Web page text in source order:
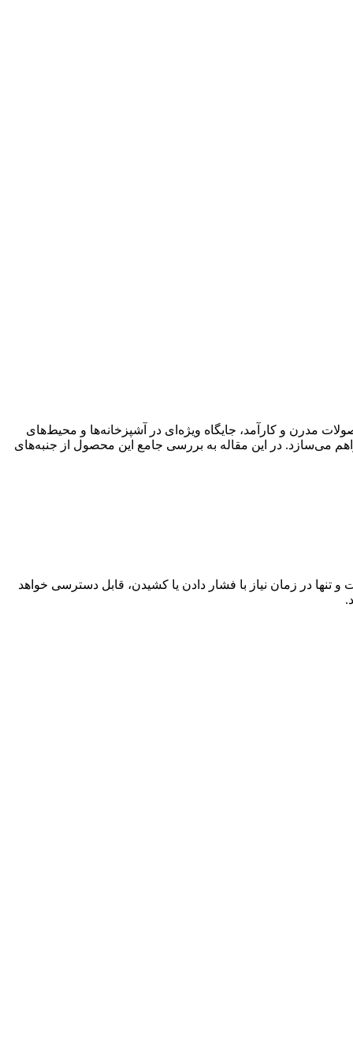
مدرن و کارآمد، جایگاه ویژه‌ای در آشپزخانه‌ها و محیط‌های
می‌سازد. در این مقاله به بررسی جامع این محصول از جنبه‌های
در زمان نیاز با فشار دادن یا کشیدن، قابل دسترسی خواهد